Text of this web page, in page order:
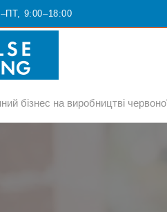
9:00–18:00
бізнес на виробництві